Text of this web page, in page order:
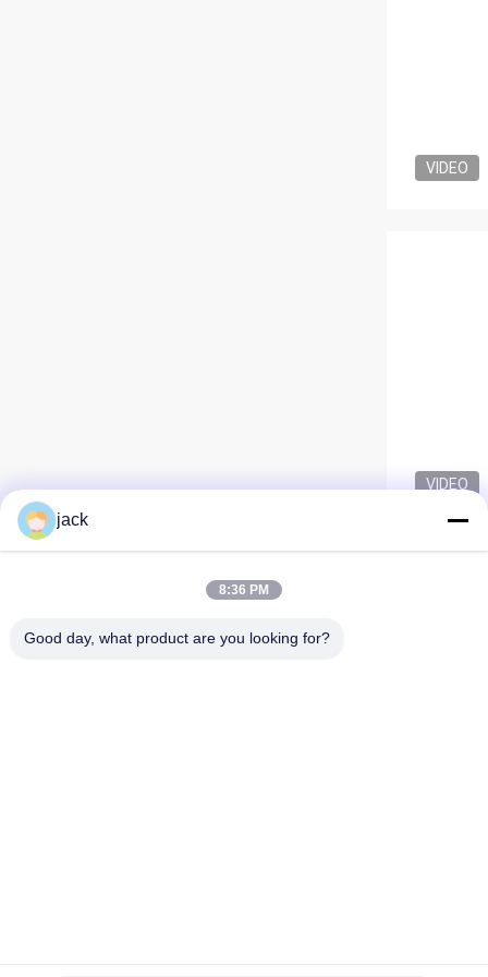
VIDEO
VIDEO
jack
8:36 PM
Good day, what product are you looking for?